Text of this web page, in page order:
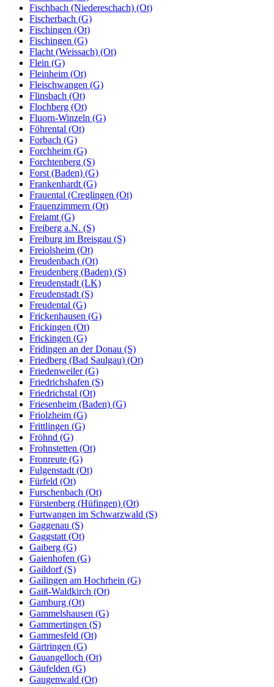
Fischbach (Niedereschach) (Ot)
Fischerbach (G)
Fischingen (Ot)
Fischingen (G)
Flacht (Weissach) (Ot)
Flein (G)
Fleinheim (Ot)
Fleischwangen (G)
Flinsbach (Ot)
Flochberg (Ot)
Fluorn-Winzeln (G)
Föhrental (Ot)
Forbach (G)
Forchheim (G)
Forchtenberg (S)
Forst (Baden) (G)
Frankenhardt (G)
Frauental (Creglingen (Ot)
Frauenzimmern (Ot)
Freiamt (G)
Freiberg a.N. (S)
Freiburg im Breisgau (S)
Freiolsheim (Ot)
Freudenbach (Ot)
Freudenberg (Baden) (S)
Freudenstadt (LK)
Freudenstadt (S)
Freudental (G)
Frickenhausen (G)
Frickingen (Ot)
Frickingen (G)
Fridingen an der Donau (S)
Friedberg (Bad Saulgau) (Ot)
Friedenweiler (G)
Friedrichshafen (S)
Friedrichstal (Ot)
Friesenheim (Baden) (G)
Friolzheim (G)
Frittlingen (G)
Fröhnd (G)
Frohnstetten (Ot)
Fronreute (G)
Fulgenstadt (Ot)
Fürfeld (Ot)
Furschenbach (Ot)
Fürstenberg (Hüfingen) (Ot)
Furtwangen im Schwarzwald (S)
Gaggenau (S)
Gaggstatt (Ot)
Gaiberg (G)
Gaienhofen (G)
Gaildorf (S)
Gailingen am Hochrhein (G)
Gaiß-Waldkirch (Ot)
Gamburg (Ot)
Gammelshausen (G)
Gammertingen (S)
Gammesfeld (Ot)
Gärtringen (G)
Gauangelloch (Ot)
Gäufelden (G)
Gaugenwald (Ot)